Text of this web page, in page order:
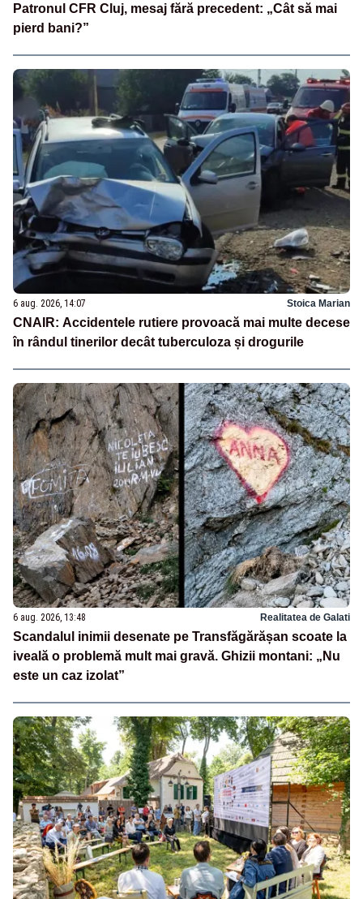
Patronul CFR Cluj, mesaj fără precedent: „Cât să mai
pierd bani?”
6 aug. 2026, 14:07 Stoica Marian
CNAIR: Accidentele rutiere provoacă mai multe decese
în rândul tinerilor decât tuberculoza și drogurile
6 aug. 2026, 13:48 Realitatea de Galati
Scandalul inimii desenate pe Transfăgărășan scoate la
iveală o problemă mult mai gravă. Ghizii montani: „Nu
este un caz izolat”